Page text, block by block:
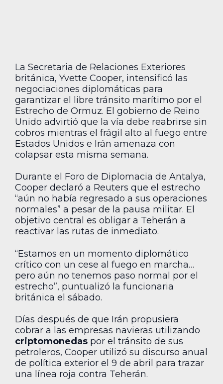
La Secretaria de Relaciones Exteriores
británica, Yvette Cooper, intensificó las
negociaciones diplomáticas para
garantizar el libre tránsito marítimo por el
Estrecho de Ormuz. El gobierno de Reino
Unido advirtió que la vía debe reabrirse sin
cobros mientras el frágil alto al fuego entre
Estados Unidos e Irán amenaza con
colapsar esta misma semana.
Durante el Foro de Diplomacia de Antalya,
Cooper declaró a Reuters que el estrecho
“aún no había regresado a sus operaciones
normales” a pesar de la pausa militar. El
objetivo central es obligar a Teherán a
reactivar las rutas de inmediato.
“Estamos en un momento diplomático
crítico con un cese al fuego en marcha…
pero aún no tenemos paso normal por el
estrecho”, puntualizó la funcionaria
británica el sábado.
Días después de que Irán propusiera
cobrar a las empresas navieras utilizando
criptomonedas por el tránsito de sus
petroleros, Cooper utilizó su discurso anual
de política exterior el 9 de abril para trazar
una línea roja contra Teherán.